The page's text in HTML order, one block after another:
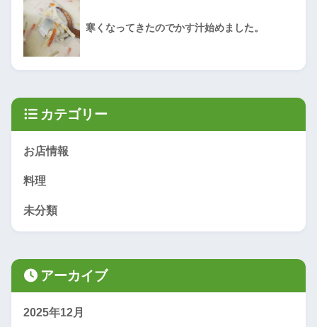
寒くなってきたのでかす汁始めました。
カテゴリー
お店情報
料理
未分類
アーカイブ
2025年12月